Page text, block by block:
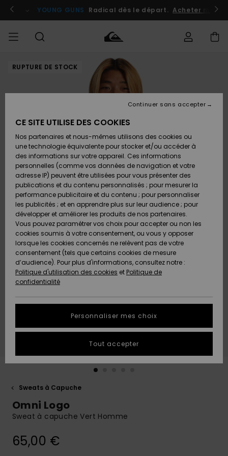
l'information
le
Se connecter / s'inscrire
YOUNG GUNS Radical dès le départ. Acheter
HOMME Vêtements
Chaussures
& Tongs
Surf
Snow
Nouveautés
A
Découvrir
Vêtements
Chaussures
& Tongs
Surf
Snow
Nouveautés
A
Découvrir
FEMME
Shop
A
Découvrir
Snow
SURF
Surf
Shop
Homme
Surf
Shop
Enfant
Highlights
Communauté
SNOW
Snow
Shop
Homme
Snow
Shop
Enfant
Snow
Shop
Femme
A
Découvrir
Communauté
OUTLET
Outlet
Homme
Enfant
Outlet
Femme
AIDE &
CONTACT
Accéder à
commande
Retours
Paiement
Carte
Cadeau
Quiksilver
Freedom
Protection
des
tailles
conversation
obtenir la
à votre
MAGASINS
QUIKSILVER
RUPTURE DE STOCK
Sweats à Capuche
Omni Logo
Sweat à capuche Vert Homme
65,00 €
CE SITE UTILISE DES COOKIES
Nos partenaires et nous-mêmes utilisons des cookies ou
une technologie équivalente pour stocker et/ou accéder à
des informations sur votre appareil. Ces informations
personnelles (comme vos données de navigation et votre
adresse IP) peuvent être utilisées pour vous présenter des
publications et du contenu personnalisés ; pour mesurer la
performance publicitaire et du contenu ; pour personnaliser
les publicités ; et en apprendre plus sur leur audience ; pour
développer et améliorer les produits de nos partenaires.
Vous pouvez paramétrer vos choix pour accepter ou non les
cookies soumis à votre consentement, ou vous y opposer
lorsque les cookies concernés ne relèvent pas de votre
consentement (tels que certains cookies de mesure
d’audience). Pour plus d'informations, consultez notre :
Politique d'utilisation des cookies et Politique de
confidentialité
Personnaliser mes choix
Continuer sans accepter
Tout accepter